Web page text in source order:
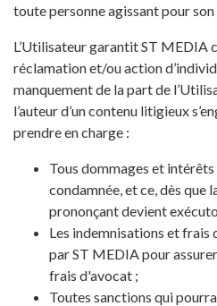
toute personne agissant pour son
L’Utilisateur garantit ST MEDIA
réclamation et/ou action
manquement de la part de
l’auteur d’un contenu litigieux
prendre en charge :
Tous dommages et
condamnée, et ce, dès que
prononçant devient
Les indemnisations et frais
par ST MEDIA pour
frais d'avocat ;
Toutes sanctions qui